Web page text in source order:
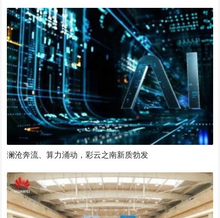
澜沧奔流、算力涌动，彩云之南新质勃发